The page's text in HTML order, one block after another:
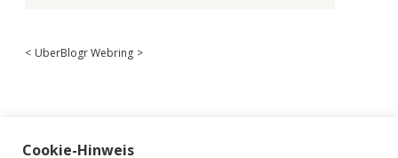
< UberBlogr Webring >
Cookie-Hinweis